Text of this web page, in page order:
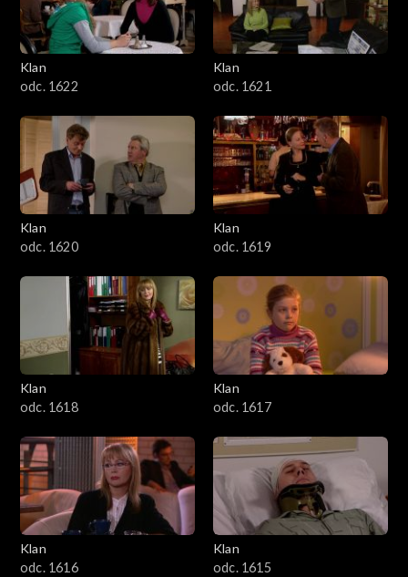
Klan
odc. 1622
Klan
odc. 1621
Klan
odc. 1620
Klan
odc. 1619
Klan
odc. 1618
Klan
odc. 1617
Klan
odc. 1616
Klan
odc. 1615